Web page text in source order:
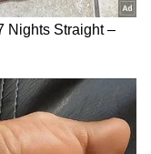
ಮಂದಿರದಲ್ಲಿ 2003ರ
ಮೊದಲ ಬಾರಿಗೆ